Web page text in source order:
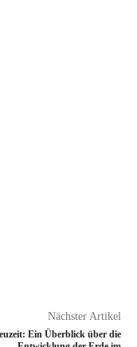
Nächster Artikel
Ein Überblick über die